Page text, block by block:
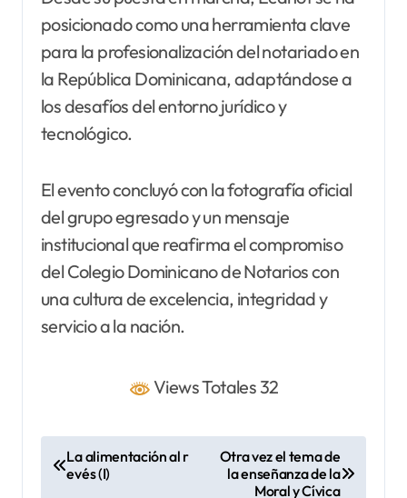
posicionado como una herramienta clave
para la profesionalización del notariado en
la República Dominicana, adaptándose a
los desafíos del entorno jurídico y
tecnológico.
El evento concluyó con la fotografía oficial
del grupo egresado y un mensaje
institucional que reafirma el compromiso
del Colegio Dominicano de Notarios con
una cultura de excelencia, integridad y
servicio a la nación.
Views Totales 32
La alimentación al r
evés (I)
Otra vez el tema de
la enseñanza de la
Moral y Cívica